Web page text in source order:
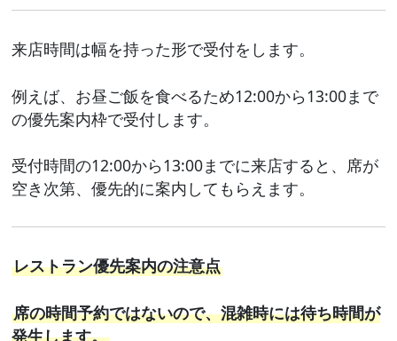
来店時間は幅を持った形で受付をします。
例えば、お昼ご飯を食べるため12:00から13:00まで
の優先案内枠で受付します。
受付時間の12:00から13:00までに来店すると、席が
空き次第、優先的に案内してもらえます。
レストラン優先案内の注意点
席の時間予約ではないので、混雑時には待ち時間が
発生します。